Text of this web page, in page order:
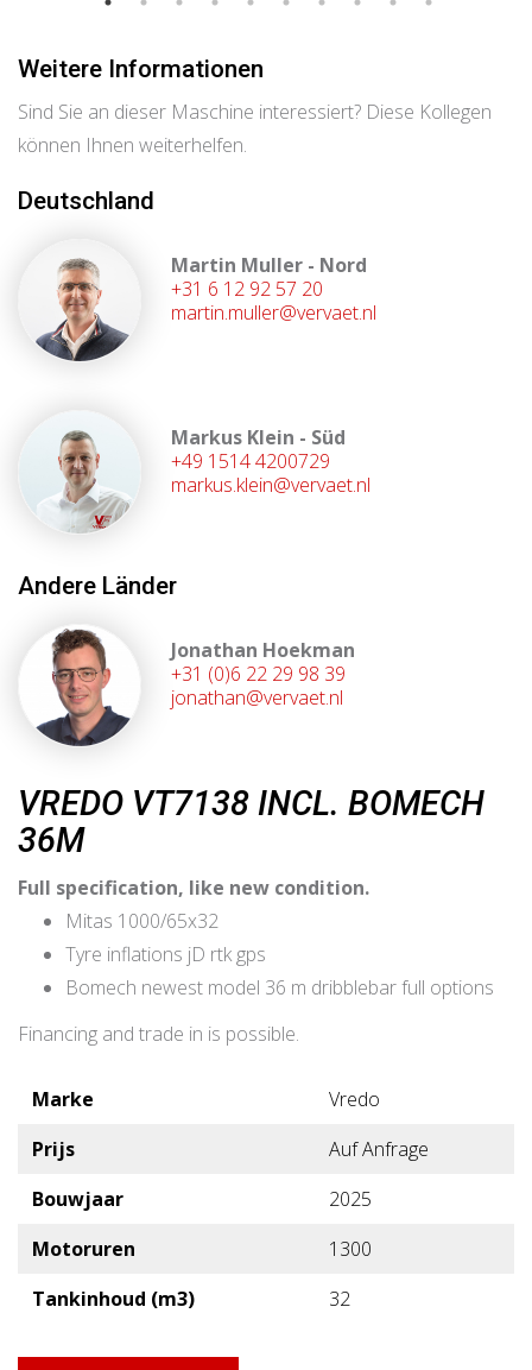
Weitere Informationen
Sind Sie an dieser Maschine interessiert? Diese Kollegen
können Ihnen weiterhelfen.
Deutschland
Martin Muller - Nord
+31 6 12 92 57 20
martin.muller@vervaet.nl
Markus Klein - Süd
+49 1514 4200729
markus.klein@vervaet.nl
Andere Länder
Jonathan Hoekman
+31 (0)6 22 29 98 39
jonathan@vervaet.nl
VREDO VT7138 INCL. BOMECH
36M
Full specification, like new condition.
Mitas 1000/65x32
Tyre inflations jD rtk gps
Bomech newest model 36 m dribblebar full options
Financing and trade in is possible.
Marke
Vredo
Prijs
Auf Anfrage
Bouwjaar
2025
Motoruren
1300
Tankinhoud (m3)
32